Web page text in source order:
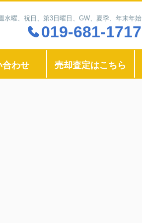
曜、祝日、第3日曜日、GW、夏季、年末年始
019-681-1717
合わせ 売却査定はこちら